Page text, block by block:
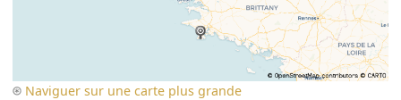
Naviguer sur une carte plus grande